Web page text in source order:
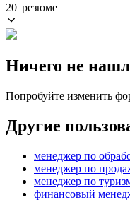
20 резюме
Ничего не
Попробуйте изменить
Другие
менеджер по
менеджер по
менеджер по
финансовый